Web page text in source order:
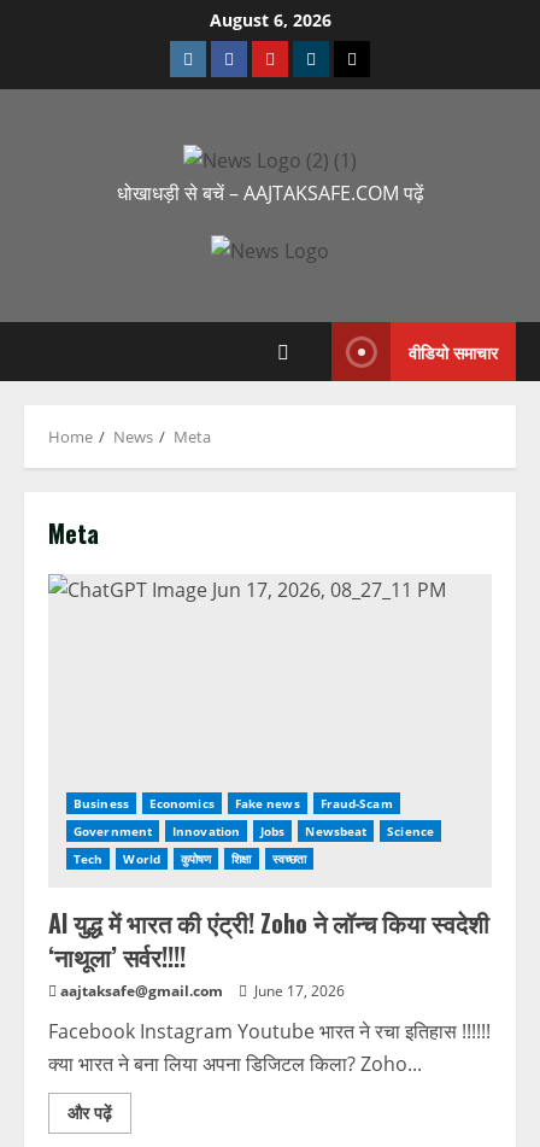
August 6, 2026
धोखाधड़ी से बचें – AAJTAKSAFE.COM पढ़ें
वीडियो समाचार
Home News Meta
Meta
Business Economics Fake news
Fraud-Scam
Government
Innovation Jobs Newsbeat
Science
Tech
World कुपोषण शिक्षा स्वच्छता
AI युद्ध में भारत की एंट्री! Zoho ने लॉन्च किया स्वदेशी
‘नाथूला’ सर्वर!!!!
aajtaksafe@gmail.com June 17, 2026
Facebook Instagram Youtube भारत ने रचा इतिहास !!!!!!
क्या भारत ने बना लिया अपना डिजिटल किला? Zoho...
और पढ़ें